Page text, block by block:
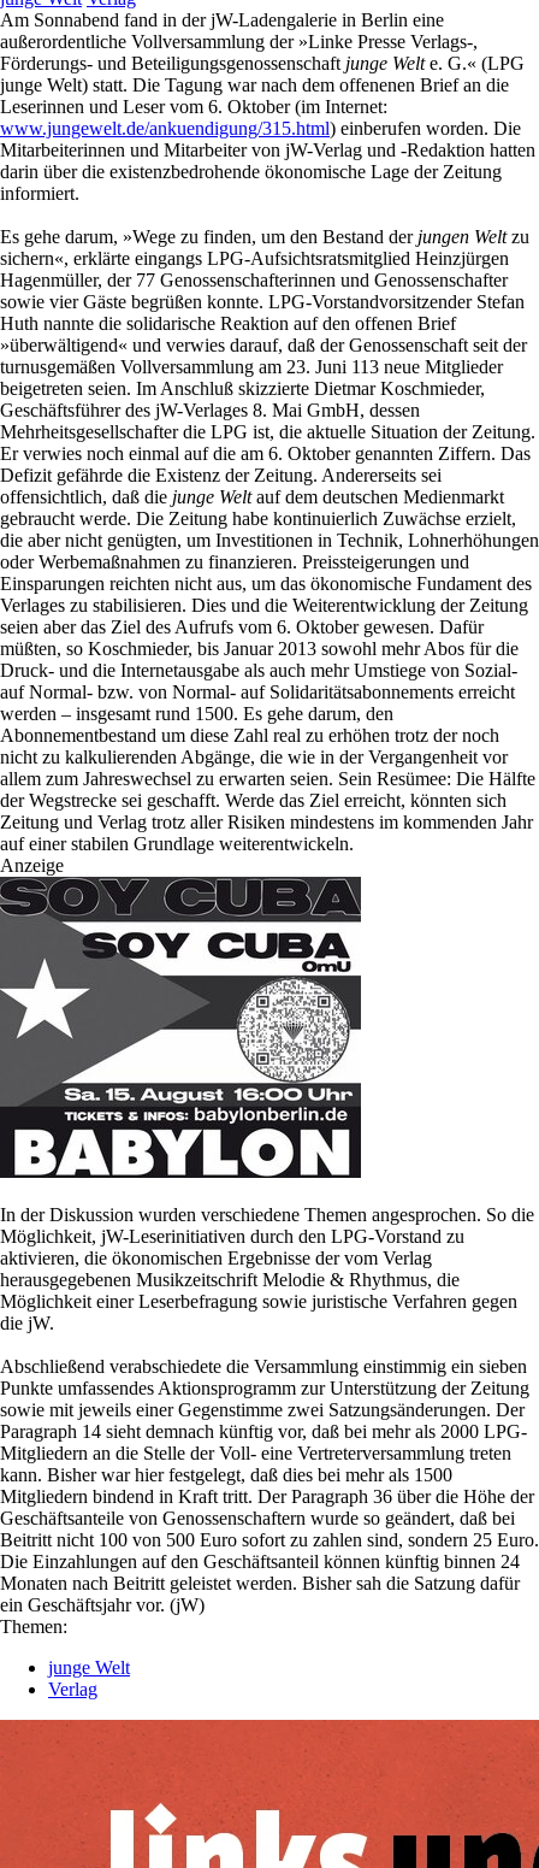
Am Sonnabend fand in der jW-Ladengalerie in Berlin eine
außerordentliche Vollversammlung der »Linke Presse Verlags-,
Förderungs- und Beteiligungsgenossenschaft junge Welte. G.« (LPG
junge Welt) statt. Die Tagung war nach dem offenenen Brief an die
Leserinnen und Leser vom 6. Oktober (im Internet:
www.jungewelt.de/ankuendigung/315.html) einberufen worden. Die
Mitarbeiterinnen und Mitarbeiter von jW-Verlag und -Redaktion hatten
darin über die existenzbedrohende ökonomische Lage der Zeitung
informiert.
Es gehe darum, »Wege zu finden, um den Bestand der jungen Weltzu
sichern«, erklärte eingangs LPG-Aufsichtsratsmitglied Heinzjürgen
Hagenmüller, der 77 Genossenschafterinnen und Genossenschafter
sowie vier Gäste begrüßen konnte. LPG-Vorstandvorsitzender Stefan
Huth nannte die solidarische Reaktion auf den offenen Brief
»überwältigend« und verwies darauf, daß der Genossenschaft seit der
turnusgemäßen Vollversammlung am 23. Juni 113 neue Mitglieder
beigetreten seien. Im Anschluß skizzierte Dietmar Koschmieder,
Geschäftsführer des jW-Verlages 8. Mai GmbH, dessen
Mehrheitsgesellschafter die LPG ist, die aktuelle Situation der Zeitung.
Er verwies noch einmal auf die am 6. Oktober genannten Ziffern. Das
Defizit gefährde die Existenz der Zeitung. Andererseits sei
offensichtlich, daß die junge Weltauf dem deutschen Medienmarkt
gebraucht werde. Die Zeitung habe kontinuierlich Zuwächse erzielt,
die aber nicht genügten, um Investitionen in Technik, Lohnerhöhungen
oder Werbemaßnahmen zu finanzieren. Preissteigerungen und
Einsparungen reichten nicht aus, um das ökonomische Fundament des
Verlages zu stabilisieren. Dies und die Weiterentwicklung der Zeitung
seien aber das Ziel des Aufrufs vom 6. Oktober gewesen. Dafür
müßten, so Koschmieder, bis Januar 2013 sowohl mehr Abos für die
Druck- und die Internetausgabe als auch mehr Umstiege von Sozial-
auf Normal- bzw. von Normal- auf Solidaritätsabonnements erreicht
werden – insgesamt rund 1500. Es gehe darum, den
Abonnementbestand um diese Zahl real zu erhöhen trotz der noch
nicht zu kalkulierenden Abgänge, die wie in der Vergangenheit vor
allem zum Jahreswechsel zu erwarten seien. Sein Resümee: Die Hälfte
der Wegstrecke sei geschafft. Werde das Ziel erreicht, könnten sich
Zeitung und Verlag trotz aller Risiken mindestens im kommenden Jahr
auf einer stabilen Grundlage weiterentwickeln.
Anzeige
In der Diskussion wurden verschiedene Themen angesprochen. So die
Möglichkeit, jW-Leserinitiativen durch den LPG-Vorstand zu
aktivieren, die ökonomischen Ergebnisse der vom Verlag
herausgegebenen Musikzeitschrift Melodie & Rhythmus, die
Möglichkeit einer Leserbefragung sowie juristische Verfahren gegen
die jW.
Abschließend verabschiedete die Versammlung einstimmig ein sieben
Punkte umfassendes Aktionsprogramm zur Unterstützung der Zeitung
sowie mit jeweils einer Gegenstimme zwei Satzungsänderungen. Der
Paragraph 14 sieht demnach künftig vor, daß bei mehr als 2000 LPG-
Mitgliedern an die Stelle der Voll- eine Vertreterversammlung treten
kann. Bisher war hier festgelegt, daß dies bei mehr als 1500
Mitgliedern bindend in Kraft tritt. Der Paragraph 36 über die Höhe der
Geschäftsanteile von Genossenschaftern wurde so geändert, daß bei
Beitritt nicht 100 von 500 Euro sofort zu zahlen sind, sondern 25 Euro.
Die Einzahlungen auf den Geschäftsanteil können künftig binnen 24
Monaten nach Beitritt geleistet werden. Bisher sah die Satzung dafür
ein Geschäftsjahr vor. (jW)
Themen:
junge Welt
Verlag